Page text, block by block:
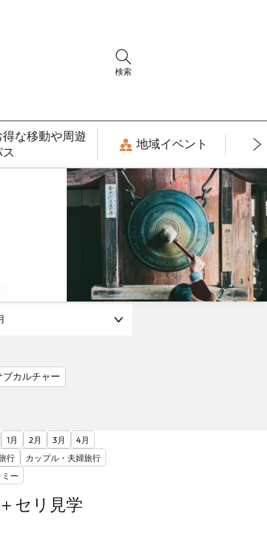
検索
得な移動や周遊
地域イベント
ブカルチャー
1月 2月 3月
4月
行
カップル・夫婦旅行
ー
セリ見学